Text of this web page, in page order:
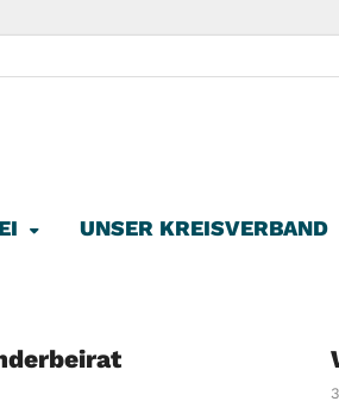
UNSER KREISVERBAND